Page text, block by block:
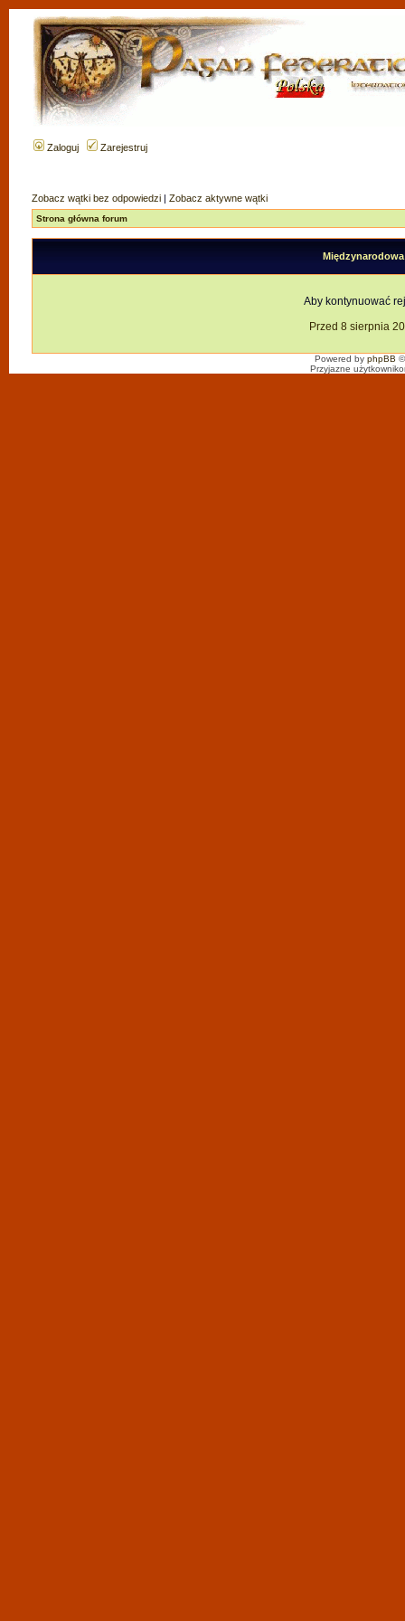
Zaloguj Zarejestruj
Zobacz wątki bez odpowiedzi | Zobacz aktywne wątki
Strona główna forum
Aby kontynuować
Przed 8 sierpnia
Powered by phpBB
Przyjazne